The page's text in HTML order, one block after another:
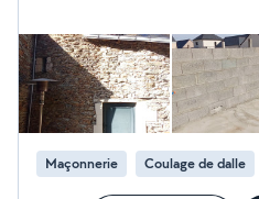
Maçonnerie Coulage de dalle